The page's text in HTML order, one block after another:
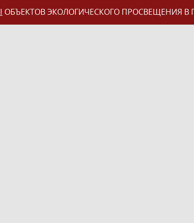
ОБЪЕКТОВ ЭКОЛОГИЧЕСКОГО ПРОСВЕЩЕНИЯ В